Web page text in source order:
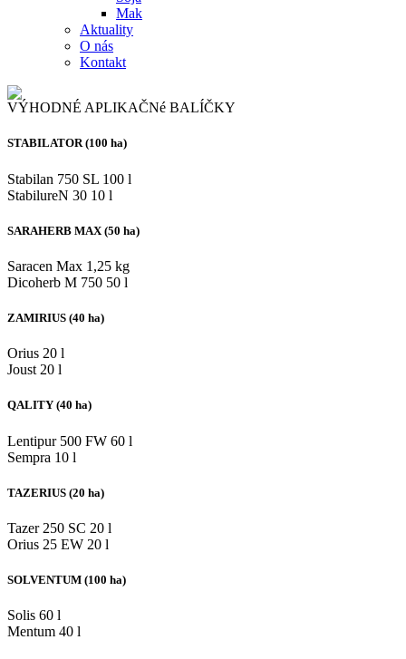
Mak
Aktuality
O nás
Kontakt
VÝHODNÉ APLIKAČNé BALÍČKY
STABILATOR (100 ha)
Stabilan 750 SL 100 l
StabilureN 30 10 l
SARAHERB MAX (50 ha)
Saracen Max 1,25 kg
Dicoherb M 750 50 l
ZAMIRIUS (40 ha)
Orius 20 l
Joust 20 l
QALITY (40 ha)
Lentipur 500 FW 60 l
Sempra 10 l
TAZERIUS (20 ha)
Tazer 250 SC 20 l
Orius 25 EW 20 l
SOLVENTUM (100 ha)
Solis 60 l
Mentum 40 l